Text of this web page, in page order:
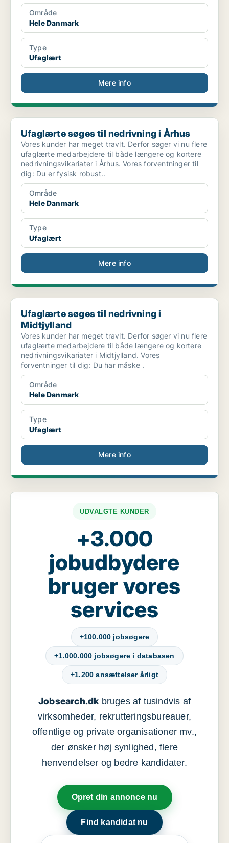
Område
Hele Danmark
Type
Ufaglært
Mere info
Ufaglærte søges til nedrivning i Århus
Ufaglærte søges til nedrivning i Århus
Vores kunder har meget travlt. Derfor søger vi nu flere
ufaglærte medarbejdere til både længere og kortere
nedrivningsvikariater i Århus. Vores forventninger til
dig: Du er fysisk robust..
Område
Hele Danmark
Type
Ufaglært
Mere info
Ufaglærte søges til nedrivning i Midtjylland
Ufaglærte søges til nedrivning i
Midtjylland
Vores kunder har meget travlt. Derfor søger vi nu flere
ufaglærte medarbejdere til både længere og kortere
nedrivningsvikariater i Midtjylland. Vores
forventninger til dig: Du har måske .
Område
Hele Danmark
Type
Ufaglært
Mere info
UDVALGTE KUNDER
+3.000
jobudbydere
bruger vores
services
+100.000 jobsøgere
+1.000.000 jobsøgere i databasen
+1.200 ansættelser årligt
Jobsearch.dkbruges af tusindvis af
virksomheder, rekrutteringsbureauer,
offentlige og private organisationer mv.,
der ønsker høj synlighed, flere
henvendelser og bedre kandidater.
Opret din annonce nu
Find kandidat nu